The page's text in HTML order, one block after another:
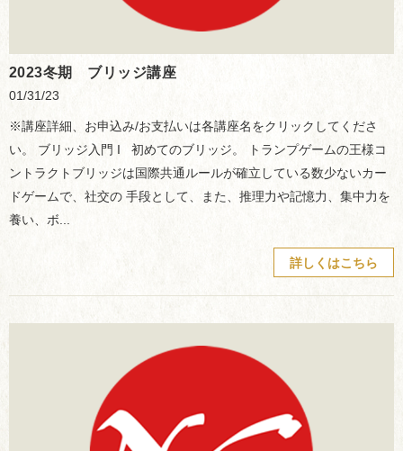
2023冬期 ブリッジ講座
01/31/23
※講座詳細、お申込み/お支払いは各講座名をクリックしてくださ
い。 ブリッジ入門 I 初めてのブリッジ。 トランプゲームの王様コ
ントラクトブリッジは国際共通ルールが確立している数少ないカー
ドゲームで、社交の 手段として、また、推理力や記憶力、集中力を
養い、ボ...
詳しくはこちら